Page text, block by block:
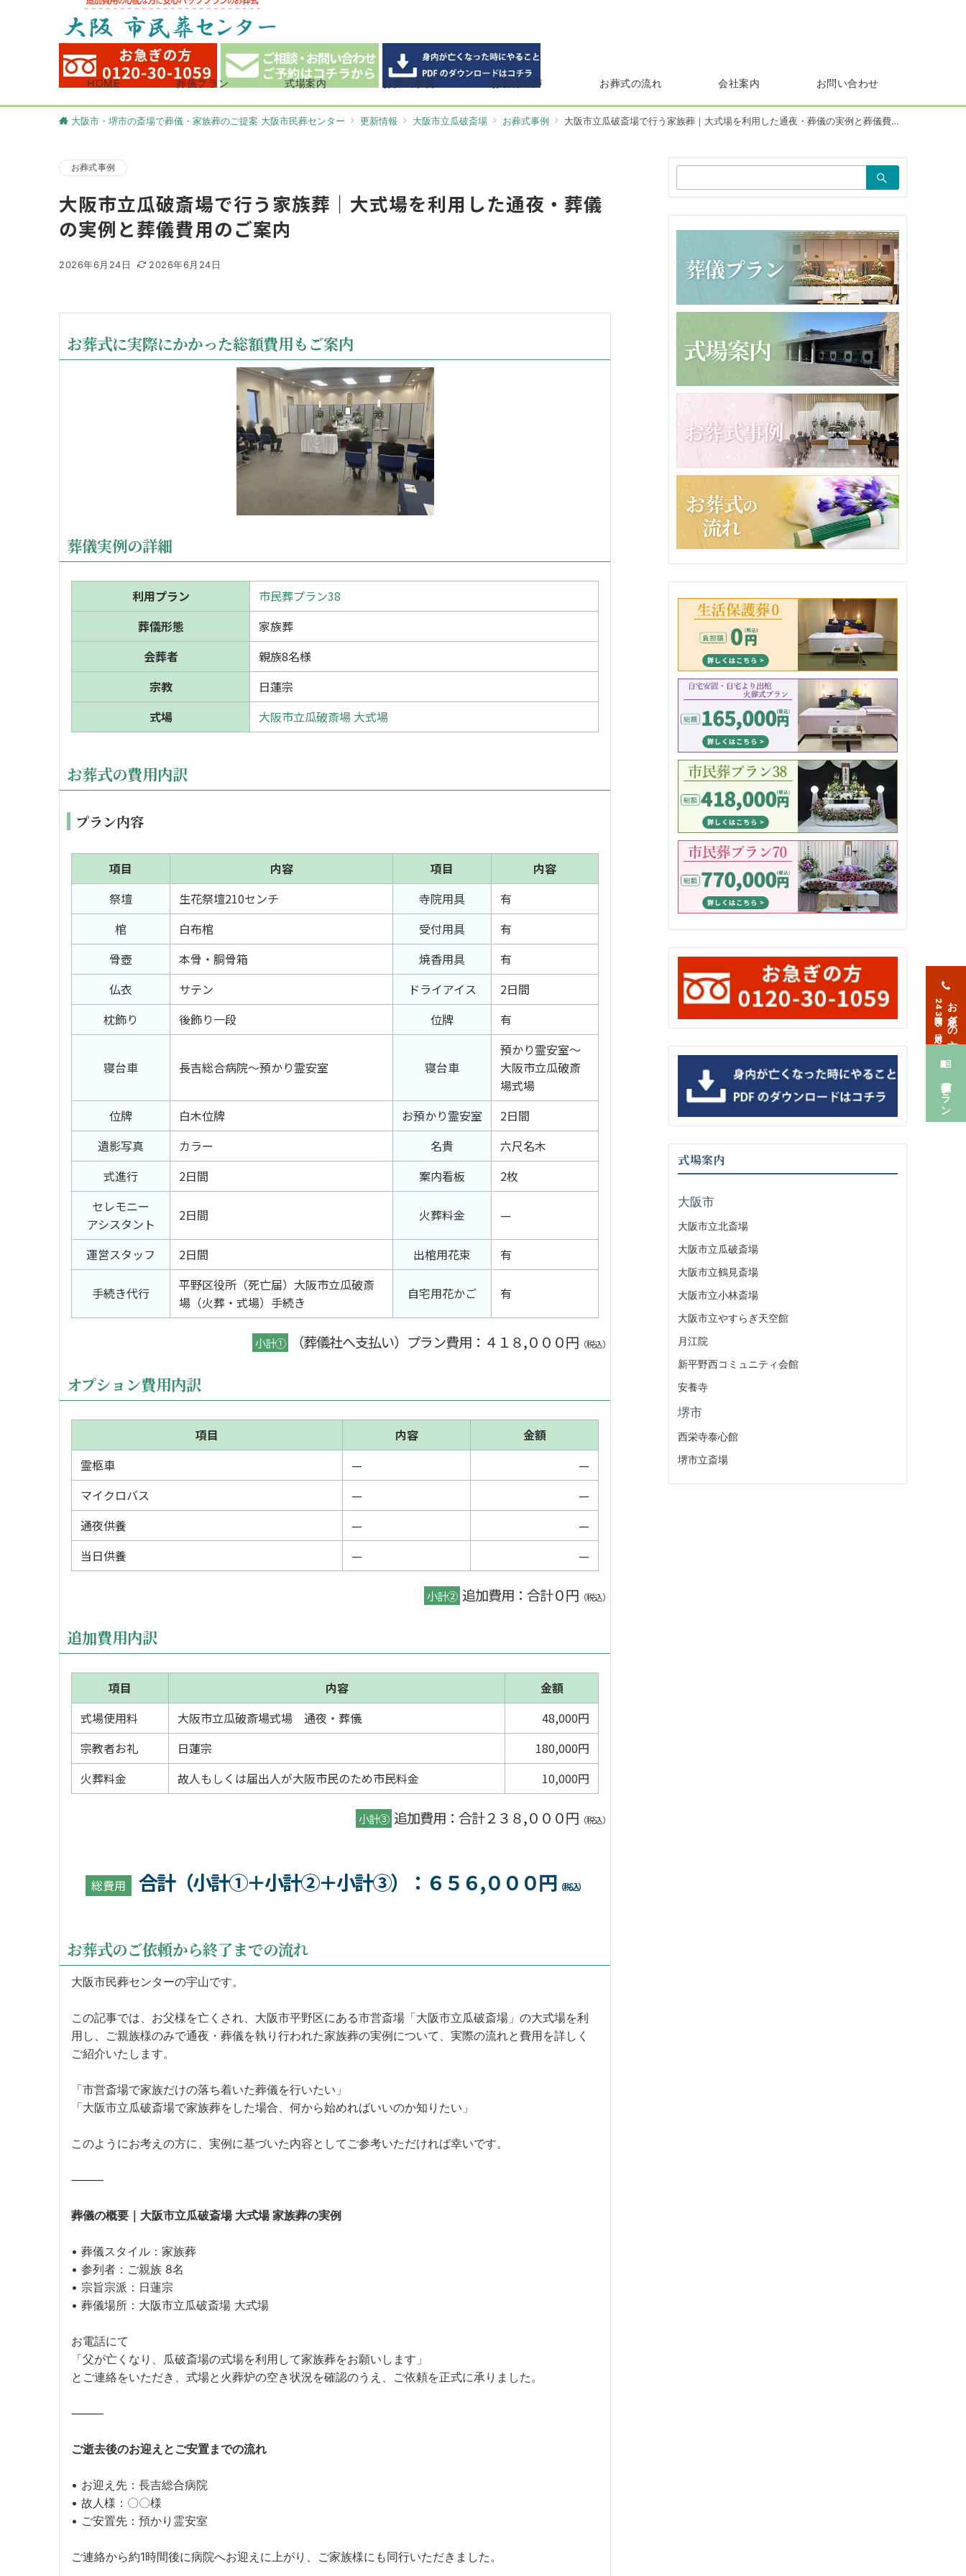
HOME 葬儀プラン 式場案内 お葬式事例 お客様の声 お葬式の流れ 会社案内 お問い合わせ
大阪市・堺市の斎場で葬儀・家族葬のご提案 大阪市民葬センター 更新情報 大阪市立瓜破斎場 お葬式事例 大阪市立瓜破斎場で行う家族葬｜大式場を利用した通夜・葬儀の実例と葬儀費用のご案内
お葬式事例
大阪市立瓜破斎場で行う家族葬｜大式場を利用した通夜・葬儀
の実例と葬儀費用のご案内
2026年6月24日 2026年6月24日
お葬式に実際にかかった総額費用もご案内
葬儀実例の詳細
利用プラン
市民葬プラン38
葬儀形態
家族葬
会葬者
親族8名様
宗教
日蓮宗
式場
大阪市立瓜破斎場 大式場
お葬式の費用内訳
プラン内容
項目 内容 項目
内容
祭壇
生花祭壇210センチ 寺院用具
有
棺
白布棺 受付用具
有
骨壺
本骨・胴骨箱 焼香用具
有
仏衣
サテン ドライアイス
2日間
枕飾り
後飾り一段 位牌 有
寝台車 長吉総合病院〜預かり霊安室 寝台車
預かり霊安室〜
大阪市立瓜破斎
場式場
位牌
白木位牌 お預かり霊安室
2日間
遺影写真
カラー 名貴
六尺名木
式進行
2日間 案内看板
2枚
セレモニー
アシスタント
2日間 火葬料金 —
運営スタッフ 2日間 出棺用花束 有
手続き代行
平野区役所（死亡届）大阪市立瓜破斎
場（火葬・式場）手続き
自宅用花かご 有
小計① （葬儀社へ支払い）プラン費用 ：４１８,０００円 （税込）
オプション費用内訳
項目 内容
金額
霊柩車
—
—
マイクロバス
—
—
通夜供養
—
—
当日供養
— —
小計② 追加費用：合計０円 （税込）
追加費用内訳
項目 内容
金額
式場使用料
大阪市立瓜破斎場式場 通夜・葬儀
48,000円
宗教者お礼
日蓮宗
180,000円
火葬料金
故人もしくは届出人が大阪市民のため市民料金 10,000円
小計③ 追加費用：合計２３８,０００円 （税込）
総費用 合計（小計①＋小計②＋小計③） ：６５６,０００円 （税込）
お葬式のご依頼から終了までの流れ
大阪市民葬センターの宇山です。
この記事では、お父様を亡くされ、大阪市平野区にある市営斎場「大阪市立瓜破斎場」の大式場を利
用し、ご親族様のみで通夜・葬儀を執り行われた家族葬の実例について、実際の流れと費用を詳しく
ご紹介いたします。
「市営斎場で家族だけの落ち着いた葬儀を行いたい」
「大阪市立瓜破斎場で家族葬をした場合、何から始めればいいのか知りたい」
このようにお考えの方に、実例に基づいた内容としてご参考いただければ幸いです。
⸻
葬儀の概要｜大阪市立瓜破斎場 大式場 家族葬の実例
• 葬儀スタイル：家族葬
• 参列者：ご親族 8名
• 宗旨宗派：日蓮宗
• 葬儀場所：大阪市立瓜破斎場 大式場
お電話にて
「父が亡くなり、瓜破斎場の式場を利用して家族葬をお願いします」
とご連絡をいただき、式場と火葬炉の空き状況を確認のうえ、ご依頼を正式に承りました。
⸻
ご逝去後のお迎えとご安置までの流れ
• お迎え先：長吉総合病院
• 故人様：〇〇様
• ご安置先：預かり霊安室
ご連絡から約1時間後に病院へお迎えに上がり、ご家族様にも同行いただきました。
索：
式場案内
大阪市
大阪市立北斎場
大阪市立瓜破斎場
大阪市立鶴見斎場
大阪市立小林斎場
大阪市立やすらぎ天空館
月江院
新平野西コミュニティ会館
安養寺
堺市
西栄寺泰心館
堺市立斎場
お急ぎの方
24時間365日対応
葬儀プラン